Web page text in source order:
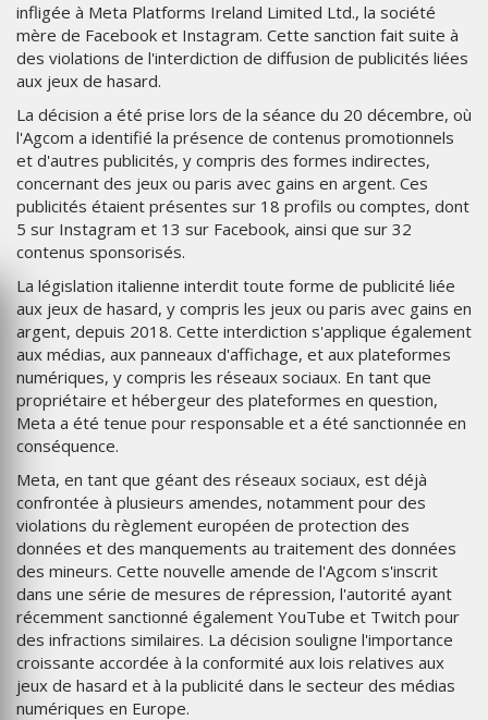
infligée à Meta Platforms Ireland Limited Ltd., la société
mère de Facebook et Instagram. Cette sanction fait suite à
des violations de l'interdiction de diffusion de publicités liées
aux jeux de hasard.
La décision a été prise lors de la séance du 20 décembre, où
l'Agcom a identifié la présence de contenus promotionnels
et d'autres publicités, y compris des formes indirectes,
concernant des jeux ou paris avec gains en argent. Ces
publicités étaient présentes sur 18 profils ou comptes, dont
5 sur Instagram et 13 sur Facebook, ainsi que sur 32
contenus sponsorisés.
La législation italienne interdit toute forme de publicité liée
aux jeux de hasard, y compris les jeux ou paris avec gains en
argent, depuis 2018. Cette interdiction s'applique également
aux médias, aux panneaux d'affichage, et aux plateformes
numériques, y compris les réseaux sociaux. En tant que
propriétaire et hébergeur des plateformes en question,
Meta a été tenue pour responsable et a été sanctionnée en
conséquence.
Meta, en tant que géant des réseaux sociaux, est déjà
confrontée à plusieurs amendes, notamment pour des
violations du règlement européen de protection des
données et des manquements au traitement des données
des mineurs. Cette nouvelle amende de l'Agcom s'inscrit
dans une série de mesures de répression, l'autorité ayant
récemment sanctionné également YouTube et Twitch pour
des infractions similaires. La décision souligne l'importance
croissante accordée à la conformité aux lois relatives aux
jeux de hasard et à la publicité dans le secteur des médias
numériques en Europe.